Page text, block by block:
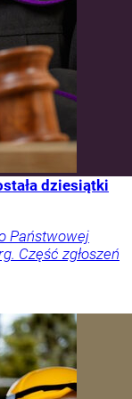
dziesiątki
Państwowej
Część zgłoszeń